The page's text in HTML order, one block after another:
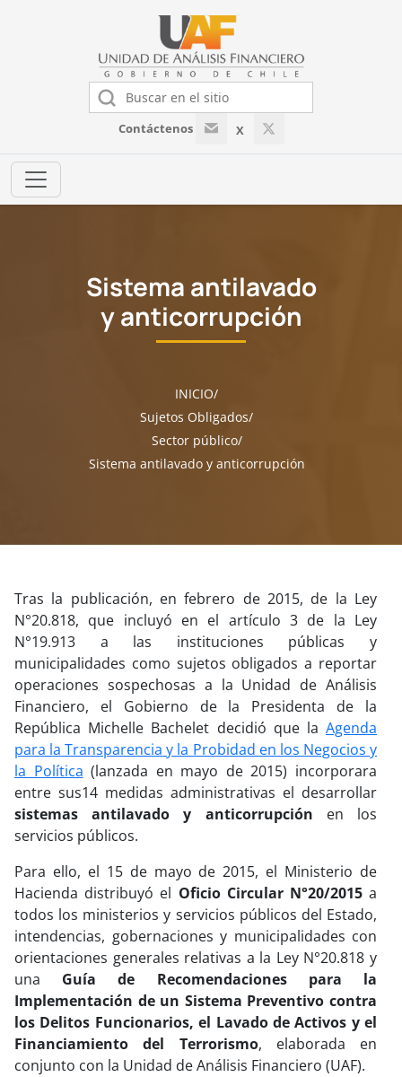
Contáctenos X
Sistema antilavado
y anticorrupción
INICIO
Sujetos Obligados
Sector público
Sistema antilavado y anticorrupción
Tras la publicación, en febrero de 2015, de la Ley
N°20.818, que incluyó en el artículo 3 de la Ley
N°19.913 a las instituciones públicas y
municipalidades como sujetos obligados a reportar
operaciones sospechosas a la Unidad de Análisis
Financiero, el Gobierno de la Presidenta de la
República Michelle Bachelet decidió que la Agenda
para la Transparencia y la Probidad en los Negocios y
la Política (lanzada en mayo de 2015) incorporara
entre sus14 medidas administrativas el desarrollar
sistemas antilavado y anticorrupción en los
servicios públicos.
Para ello, el 15 de mayo de 2015, el Ministerio de
Hacienda distribuyó el Oficio Circular N°20/2015 a
todos los ministerios y servicios públicos del Estado,
intendencias, gobernaciones y municipalidades con
orientaciones generales relativas a la Ley N°20.818 y
una
Guía de Recomendaciones para la
Implementación de un Sistema Preventivo contra
los Delitos Funcionarios, el Lavado de Activos y el
Financiamiento del Terrorismo, elaborada en
conjunto con la Unidad de Análisis Financiero (UAF).